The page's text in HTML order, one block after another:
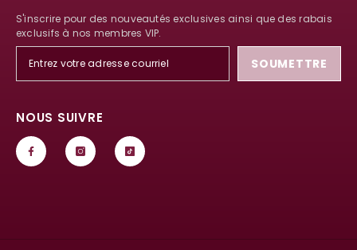
S'inscrire pour des nouveautés exclusives ainsi que des rabais
exclusifs à nos membres VIP.
SOUMETTRE
NOUS SUIVRE